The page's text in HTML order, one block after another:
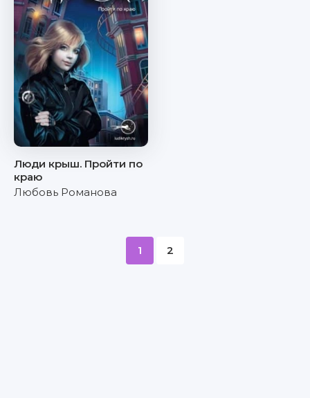
Люди крыш. Пройти по
краю
Любовь Романова
1 2